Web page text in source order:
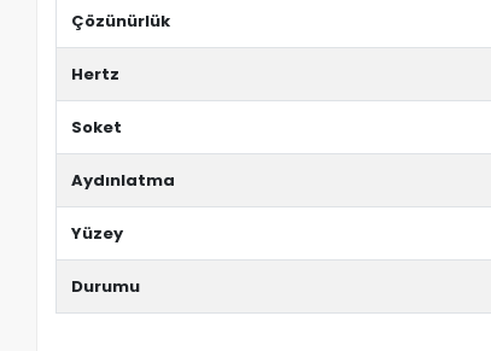
Çözünürlük
Hertz
Soket
Aydınlatma
Yüzey
Durumu